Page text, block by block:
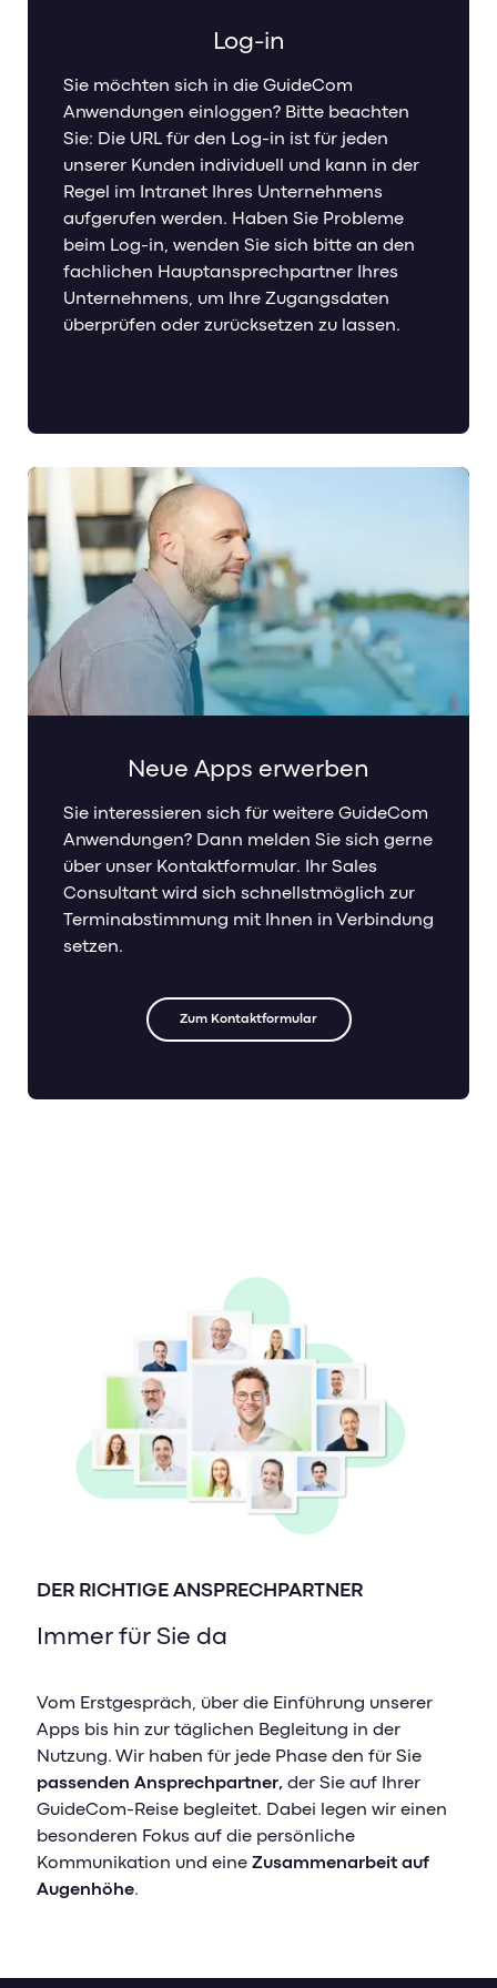
Log-in
Sie möchten sich in die GuideCom
Anwendungen einloggen? Bitte beachten
Sie: Die URL für den Log-in ist für jeden
unserer Kunden individuell und kann in der
Regel im Intranet Ihres Unternehmens
aufgerufen werden. Haben Sie Probleme
beim Log-in, wenden Sie sich bitte an den
fachlichen Hauptansprechpartner Ihres
Unternehmens, um Ihre Zugangsdaten
überprüfen oder zurücksetzen zu lassen.
Neue Apps erwerben
Sie interessieren sich für weitere GuideCom
Anwendungen? Dann melden Sie sich gerne
über unser Kontaktformular. Ihr Sales
Consultant wird sich schnellstmöglich zur
Terminabstimmung mit Ihnen in Verbindung
setzen.
Zum Kontaktformular
DER RICHTIGE ANSPRECHPARTNER
Immer für Sie da
Vom Erstgespräch, über die Einführung unserer
Apps bis hin zur täglichen Begleitung in der
Nutzung. Wir haben für jede Phase den für Sie
passenden Ansprechpartner, der Sie auf Ihrer
GuideCom-Reise begleitet. Dabei legen wir einen
besonderen Fokus auf die persönliche
Kommunikation und eine Zusammenarbeit auf
Augenhöhe.